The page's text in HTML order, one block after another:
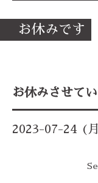
お休みです
お休みさせて
2023-07-24 (